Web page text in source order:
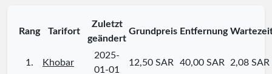
Rang Tarifort
Zuletzt
geändert
Grundpreis Entfernung
1. Khobar
2025-
01-01
12,50 SAR 40,00 SAR 2,08 SAR